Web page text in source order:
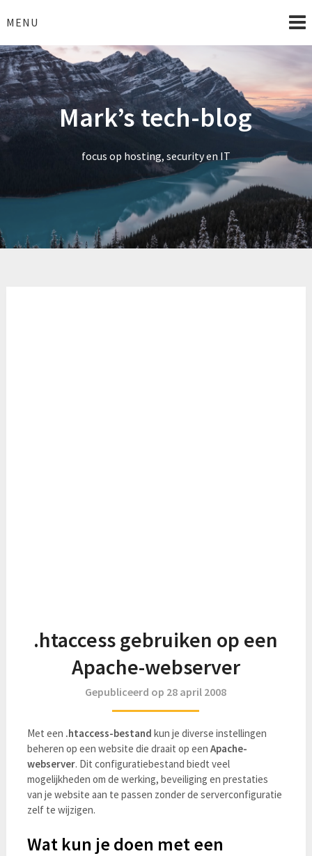
toMENU
Mark’s tech-blog
focus op hosting, security en IT
.htaccess gebruiken op een
Apache-webserver
Gepubliceerd op 28 april 2008
Met een .htaccess-bestand kun je diverse instellingen
beheren op een website die draait op een Apache-
webserver. Dit configuratiebestand biedt veel
mogelijkheden om de werking, beveiliging en prestaties
van je website aan te passen zonder de serverconfiguratie
zelf te wijzigen.
Wat kun je doen met een